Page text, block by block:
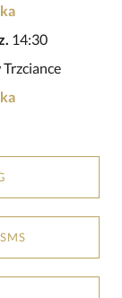
14:30